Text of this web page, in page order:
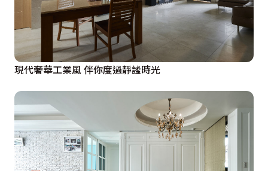
現代奢華工業風 伴你度過靜謐時光